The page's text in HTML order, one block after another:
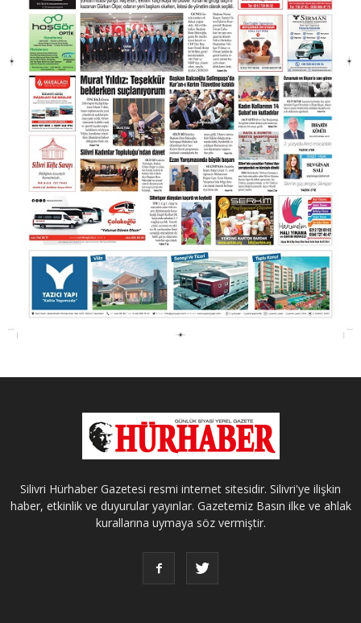
Silivri Hürhaber Gazetesi resmi internet sitesidir. Silivri'ye ilişkin
haber, etkinlik ve duyurular yayınlar. Gazetemiz Basın ilke ve ahlak
kurallarına uymaya söz vermiştir.